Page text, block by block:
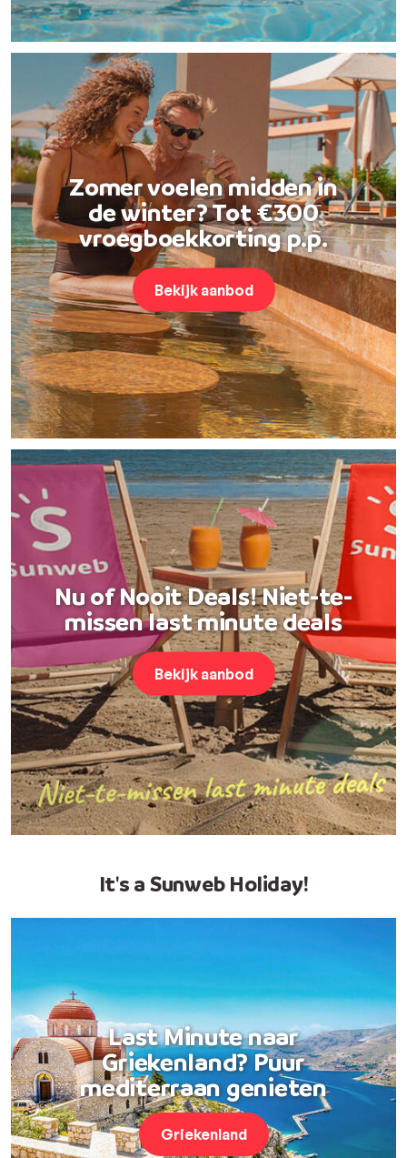
Zomer voelen midden in
de winter? Tot €300
vroegboekkorting p.p.
Bekijk aanbod
Nu of Nooit Deals! Niet-te-
missen last minute deals
Bekijk aanbod
It's a Sunweb Holiday!
Last Minute naar
Griekenland? Puur
mediterraan genieten
Griekenland